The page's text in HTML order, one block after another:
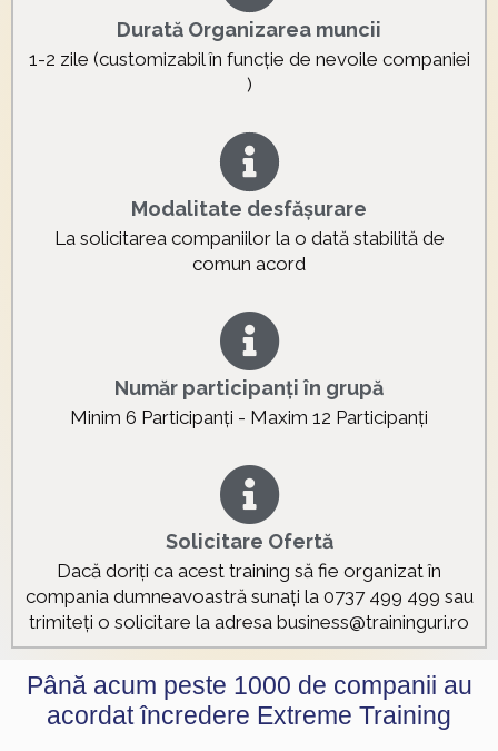
Durată Organizarea muncii
1-2 zile (customizabil în funcție de nevoile companiei
)
Modalitate desfășurare
La solicitarea companiilor la o dată stabilită de
comun acord
Număr participanți în grupă
Minim 6 Participanți - Maxim 12 Participanți
Solicitare Ofertă
Dacă doriți ca acest training să fie organizat în
compania dumneavoastră sunați la 0737 499 499 sau
trimiteți o solicitare la adresa business@traininguri.ro
Până acum peste 1000 de companii au
acordat încredere Extreme Training